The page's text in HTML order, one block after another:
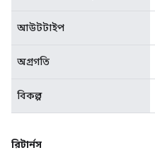
আউটটাইপ
অগ্রগতি
বিকল্প
রিটার্নস